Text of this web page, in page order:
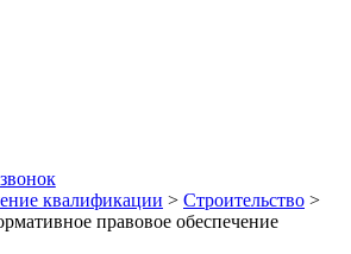
квалификации > Строительство >
правовое обеспечение